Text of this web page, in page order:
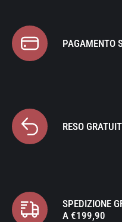
PAGAMENTO
RESO
SPEDIZIONE
A €199,90